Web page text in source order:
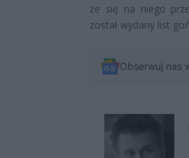
że się na niego
został wydany list
Obserwuj nas